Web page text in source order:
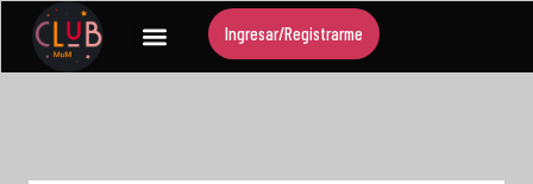
Ingresar/Registrarme